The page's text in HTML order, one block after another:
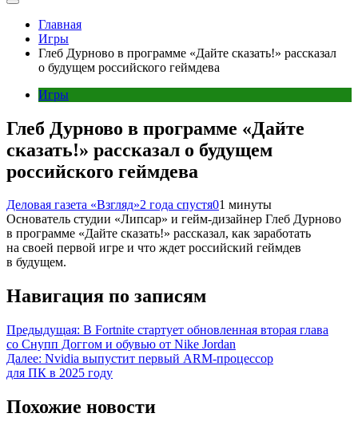
Главная
Игры
Глеб Дурново в программе «Дайте сказать!» рассказал
о будущем российского геймдева
Игры
Глеб Дурново в программе «Дайте
сказать!» рассказал о будущем
российского геймдева
Деловая газета «Взгляд»2 года спустя01 минуты
Основатель студии «Липсар» и гейм-дизайнер Глеб Дурново
в программе «Дайте сказать!» рассказал, как заработать
на своей первой игре и что ждет российский геймдев
в будущем.
Навигация по записям
Предыдущая: В Fortnite стартует обновленная вторая глава
со Снупп Доггом и обувью от Nike Jordan
Далее: Nvidia выпустит первый ARM-процессор
для ПК в 2025 году
Похожие новости